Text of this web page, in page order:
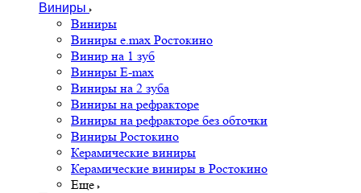
Виниры
Виниры
Виниры e.max Ростокино
Винир на 1 зуб
Виниры E-max
Виниры на 2 зуба
Виниры на рефракторе
Виниры на рефракторе без обточки
Виниры Ростокино
Керамические виниры
Керамические виниры в Ростокино
Еще